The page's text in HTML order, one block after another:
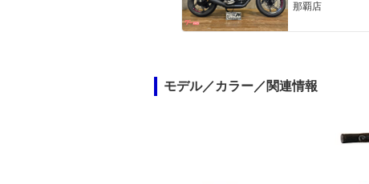
那覇店
モデル／カラー／関連情報